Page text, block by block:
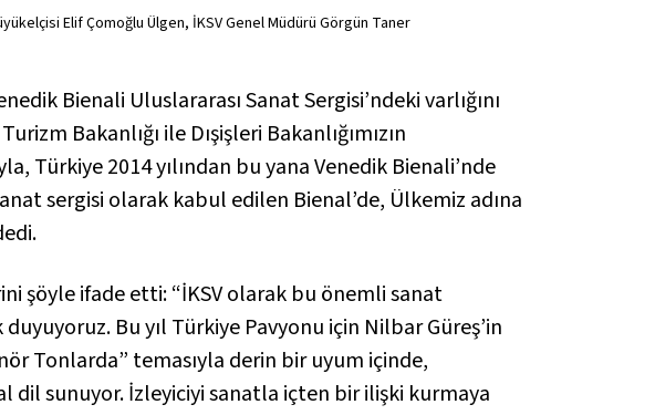
Elif Çomoğlu Ülgen, İKSV Genel Müdürü Görgün Taner
Bienali Uluslararası Sanat Sergisi’ndeki varlığını
Bakanlığı ile Dışişleri Bakanlığımızın
Türkiye 2014 yılından bu yana Venedik Bienali’nde
sergisi olarak kabul edilen Bienal’de, Ülkemiz adına
şöyle ifade etti: “İKSV olarak bu önemli sanat
Bu yıl Türkiye Pavyonu için Nilbar Güreş’in
Tonlarda” temasıyla derin bir uyum içinde,
dil sunuyor. İzleyiciyi sanatla içten bir ilişki kurmaya